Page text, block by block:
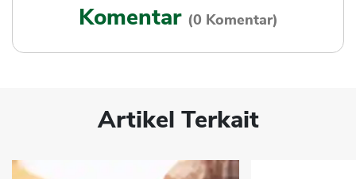
Komentar (0 Komentar)
Artikel Terkait